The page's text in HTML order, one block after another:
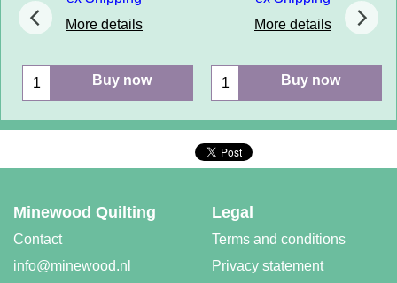
More details
Buy now
More details
Buy now
Legal
Terms and conditions
Privacy statement
Minewood Quilting
Contact
info@minewood.nl